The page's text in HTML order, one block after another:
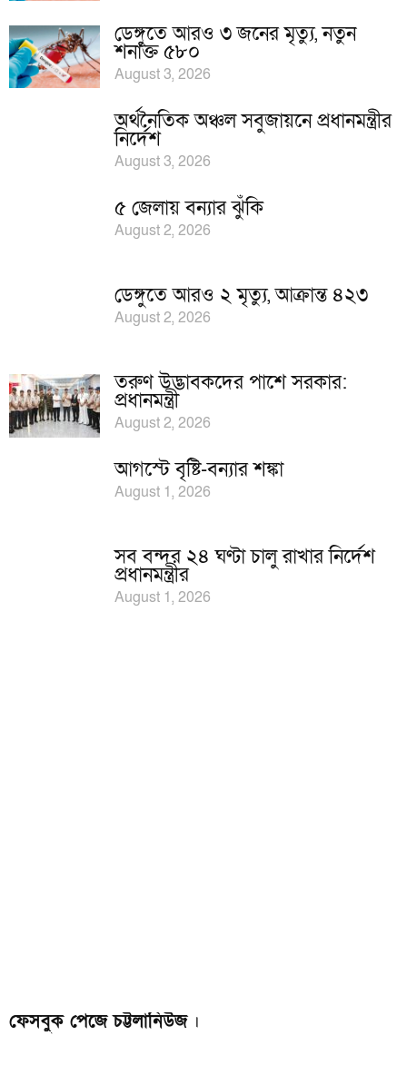
ডেঙ্গুতে আরও ৩ জনের মৃত্যু, নতুন
শনাক্ত ৫৮০
August 3, 2026
অর্থনৈতিক অঞ্চল সবুজায়নে প্রধানমন্ত্রীর
নির্দেশ
August 3, 2026
৫ জেলায় বন্যার ঝুঁকি
August 2, 2026
ডেঙ্গুতে আরও ২ মৃত্যু, আক্রান্ত ৪২৩
August 2, 2026
তরুণ উদ্ভাবকদের পাশে সরকার:
প্রধানমন্ত্রী
August 2, 2026
আগস্টে বৃষ্টি-বন্যার শঙ্কা
August 1, 2026
সব বন্দর ২৪ ঘণ্টা চালু রাখার নির্দেশ
প্রধানমন্ত্রীর
August 1, 2026
ফেসবুক পেজে চট্টলানিউজ ।